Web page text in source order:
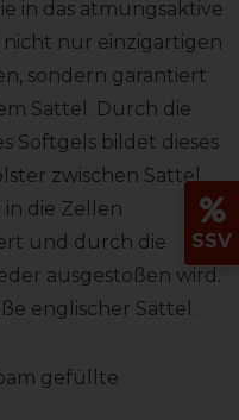
in das atmungsaktive
nicht nur einzigartigen
sondern garantiert
Sattel. Durch die
Softgels bildet dieses
zwischen Sattel
die Zellen
und durch die
ausgestoßen wird.
englischer Sättel.
gefüllte
SSV